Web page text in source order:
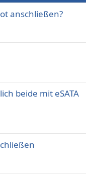
anschließen?
beide mit eSATA